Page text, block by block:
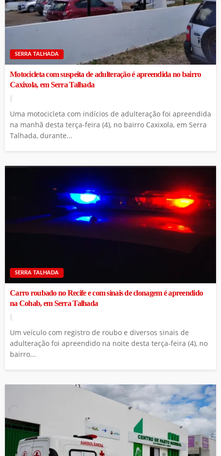
SERRA TALHADA
Motocicleta com suspeita de adulteração é apreendida no bairro
Caxixola, em Serra Talhada
Uma motocicleta com indícios de adulteração foi apreendida
na manhã desta terça-feira (4), no bairro Caxixola, em Serra
Talhada, durante...
SERRA TALHADA
Carro roubado no Recife e com sinais de clonagem é apreendido
na Cohab, em Serra Talhada
Um veículo com registro de roubo e diversos sinais de
adulteração foi apreendido na noite desta terça-feira (4), no
bairro...